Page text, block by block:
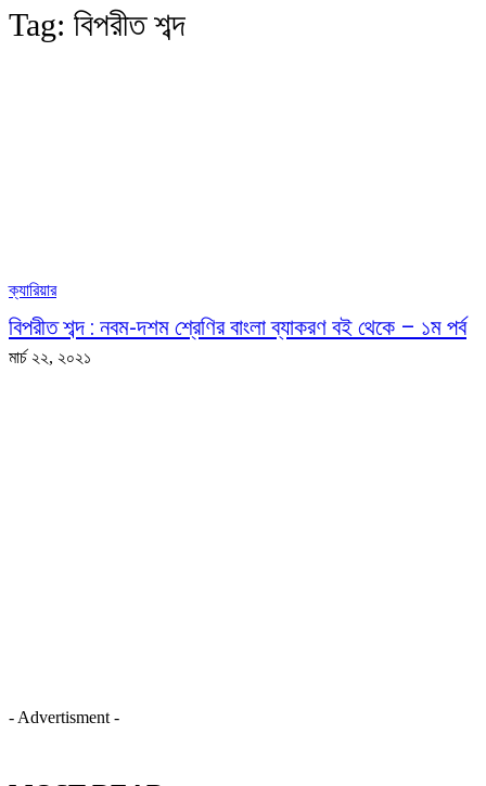
Tag: বিপরীত শব্দ
ক্যারিয়ার
বিপরীত শব্দ : নবম-দশম শ্রেণির বাংলা ব্যাকরণ বই থেকে – ১ম পর্ব
মার্চ ২২, ২০২১
- Advertisment -